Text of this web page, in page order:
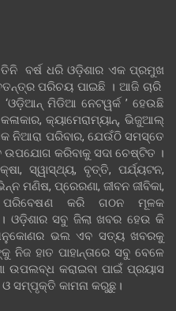
ବର୍ଷ ଧରି ଓଡ଼ିଶାର ଏକ ପ୍ରମୁଖ
ପରିଚୟ ପାଇଛି । ଆଜି ଚାରି
ମିଡିଆ ନେଟୱର୍କ ’ ହେଉଛି
କ୍ୟାମେରାମ୍ୟାନ୍, ଭିଜୁଆଲ୍
ନିଆରା ପରିବାର, ଯେଉଁଠି ସମସ୍ତେ
କରିବାକୁ ସଦା ଚେଷ୍ଟିତ ।
ସ୍ୱାସ୍ଥ୍ୟ, ବୃତ୍ତି, ପର୍ଯ୍ୟଟନ,
ମଣିଷ, ପ୍ରେରଣା, ଜୀବନ ଜୀବିକା,
ପରିବେଷଣ କରି ଗଠନ ମୂଳକ
ଓଡ଼ିଶାର ସବୁ ଜିଲା ଖବର ହେଉ କି
ଭଲ ଏବ ସତ୍ୟ ଖବରକୁ
ହାତ ପାହାନ୍ତାରେ ସବୁ ବେଳେ
କରାଇବା ପାଇଁ ପ୍ରୟାସ
ସମ୍ପୃକ୍ତି କାମନା କରୁଛୁ।